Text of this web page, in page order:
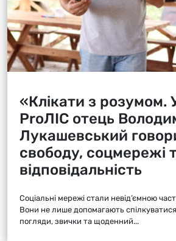
«Клікати з розумом.
ProЛІС отець
Лукашевський
свободу, соцмережі
відповідальність
Соціальні мережі стали невід’ємною
Вони не лише допомагають
погляди, звички та щоденний...